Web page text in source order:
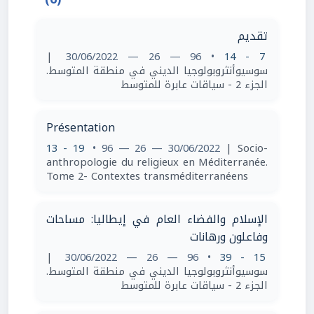
تقديم
7 - 14
• 96 — 26 — 30/06/2022
|
سوسيوأنثروبولوجيا الديني في منطقة المتوسط.
الجزء 2 - سياقات عابرة للمتوسط
Présentation
13 - 19 • 96 — 26 — 30/06/2022 | Socio-
anthropologie du religieux en Méditerranée.
Tome 2- Contextes transméditerranéens
الإسلام والفضاء العام في إيطاليا: مساحات
وفاعلون ورهانات
15 - 39
• 96 — 26 — 30/06/2022
|
سوسيوأنثروبولوجيا الديني في منطقة المتوسط.
الجزء 2 - سياقات عابرة للمتوسط